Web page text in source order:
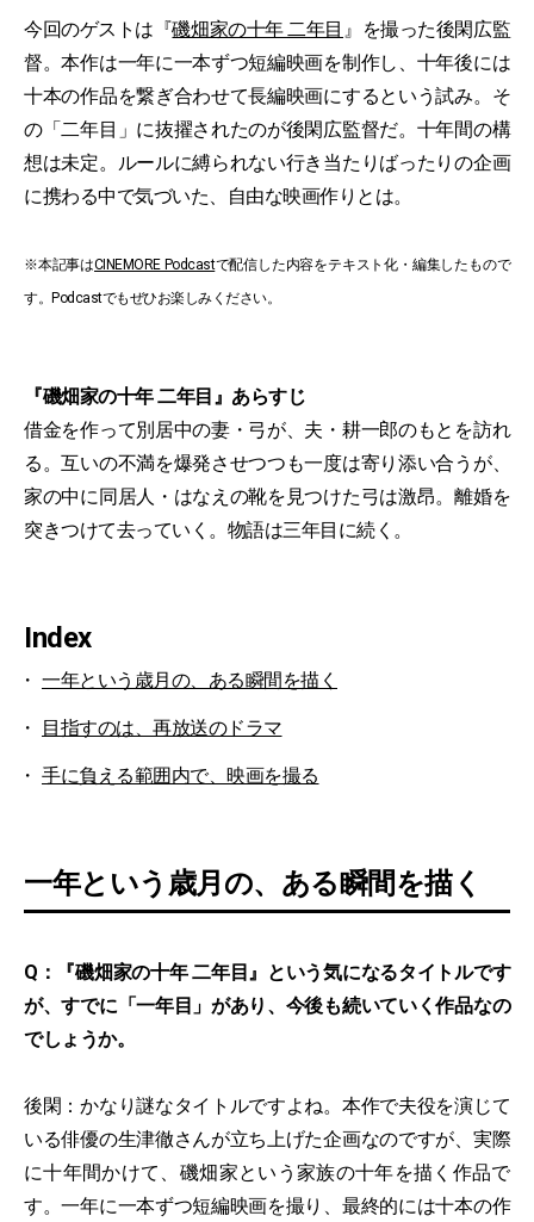
今回のゲストは『磯畑家の十年 二年目 』を撮った後閑広監
督。本作は一年に一本ずつ短編映画を制作し、十年後には
十本の作品を繋ぎ合わせて長編映画にするという試み。そ
の「二年目」に抜擢されたのが後閑広監督だ。十年間の構
想は未定。ルールに縛られない行き当たりばったりの企画
に携わる中で気づいた、自由な映画作りとは。
※本記事はCINEMORE Podcastで配信した内容をテキスト化・編集したもので
す。Podcastでもぜひお楽しみください。
『磯畑家の十年 二年目』あらすじ
借金を作って別居中の妻・弓が、夫・耕一郎のもとを訪れ
る。互いの不満を爆発させつつも一度は寄り添い合うが、
家の中に同居人・はなえの靴を見つけた弓は激昂。離婚を
突きつけて去っていく。物語は三年目に続く。
Index
一年という歳月の、ある瞬間を描く
目指すのは、再放送のドラマ
手に負える範囲内で、映画を撮る
一年という歳月の、ある瞬間を描く
Q：『磯畑家の十年 二年目』という気になるタイトルです
が、すでに「一年目」があり、今後も続いていく作品なの
でしょうか。
後閑：かなり謎なタイトルですよね。本作で夫役を演じて
いる俳優の生津徹さんが立ち上げた企画なのですが、実際
に十年間かけて、磯畑家という家族の十年を描く作品で
す。一年に一本ずつ短編映画を撮り、最終的には十本の作